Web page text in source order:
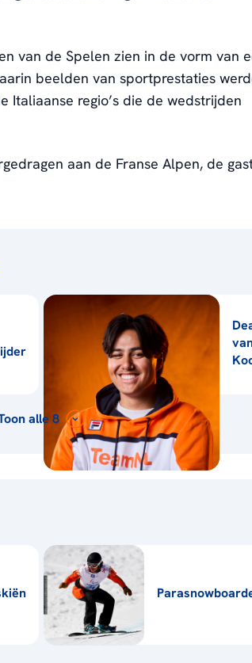
van de Spelen zien in de vorm van
beelden van sportprestaties
Italiaanse regio’s die de wedstrijden
aan de Franse Alpen, de
alle 8